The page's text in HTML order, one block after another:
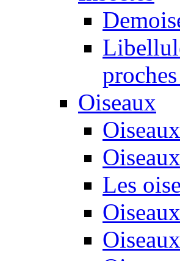
Oiseaux
Les